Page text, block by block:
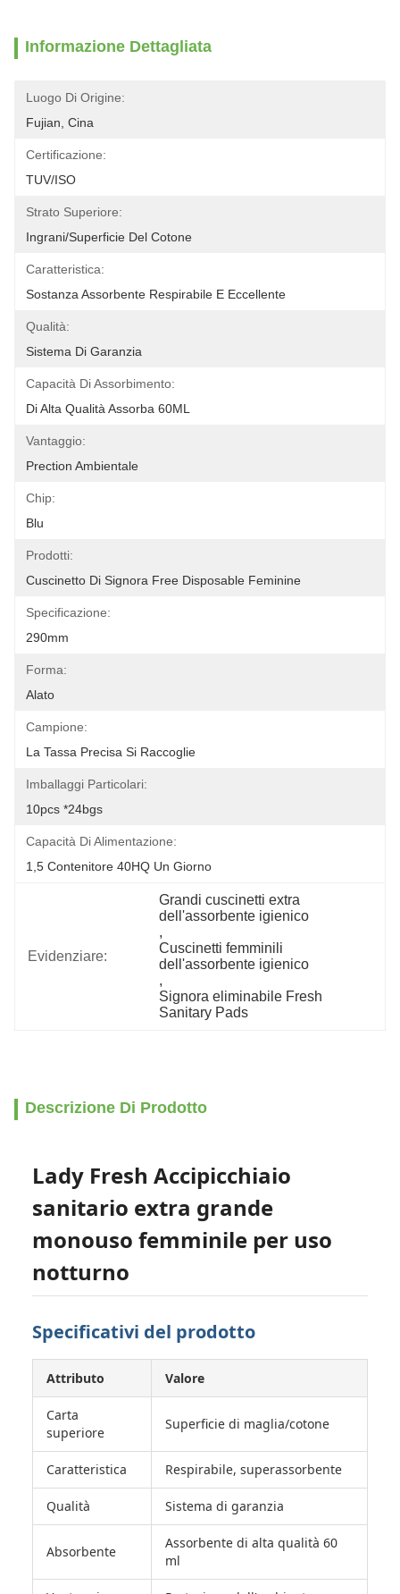
Informazione Dettagliata
Luogo Di Origine:
Fujian, Cina
Certificazione:
TUV/ISO
Strato Superiore:
Ingrani/superficie Del Cotone
Caratteristica:
Sostanza Assorbente Respirabile E Eccellente
Qualità:
Sistema Di Garanzia
Capacità Di Assorbimento:
Di Alta Qualità Assorba 60ML
Vantaggio:
Prection Ambientale
Chip:
Blu
Prodotti:
Cuscinetto Di Signora Free Disposable Feminine
Specificazione:
290mm
Forma:
Alato
Campione:
La Tassa Precisa Si Raccoglie
Imballaggi Particolari:
10pcs *24bgs
Capacità Di Alimentazione:
1,5 Contenitore 40HQ Un Giorno
Evidenziare:
Grandi cuscinetti extra
dell'assorbente igienico
,
Cuscinetti femminili
dell'assorbente igienico
,
Signora eliminabile Fresh
Sanitary Pads
Descrizione Di Prodotto
Lady Fresh Accipicchiaio
sanitario extra grande
monouso femminile per uso
notturno
Specificativi del prodotto
Attributo Valore
Carta
superiore
Superficie di maglia/cotone
Caratteristica Respirabile, superassorbente
Qualità Sistema di garanzia
Absorbente
Assorbente di alta qualità 60
ml